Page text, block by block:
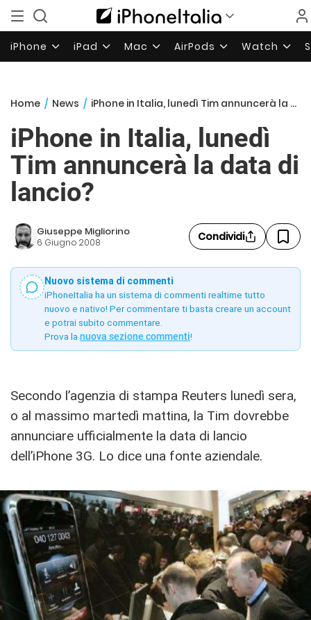
iPhone iPad Mac AirPods Watch
Home / News / iPhone in Italia, lunedì Tim annuncerà la data di lancio?
iPhone in Italia, lunedì
Tim annuncerà la data di
lancio?
Giuseppe Migliorino
6 Giugno 2008 Condividi
Nuovo sistema di commenti
iPhoneItalia ha un sistema di commenti realtime tutto
nuovo e nativo! Per commentare ti basta creare un account
e potrai subito commentare.
Prova la nuova sezione commenti!
Secondo l’agenzia di stampa Reuters lunedì sera,
o al massimo martedì mattina, la Tim dovrebbe
annunciare ufficialmente la data di lancio
dell’iPhone 3G. Lo dice una fonte aziendale.